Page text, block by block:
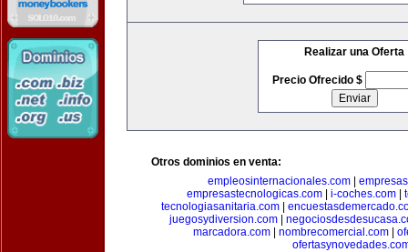
Realizar una Oferta
Precio Ofrecido $
Otros dominios en venta:
empleosinternacionales.com
empresastecnologicas.com
i-coches.com
tecnologiasanitaria.com|
juegosydiversion.com
marcadora.com| nombrecomercial.com|